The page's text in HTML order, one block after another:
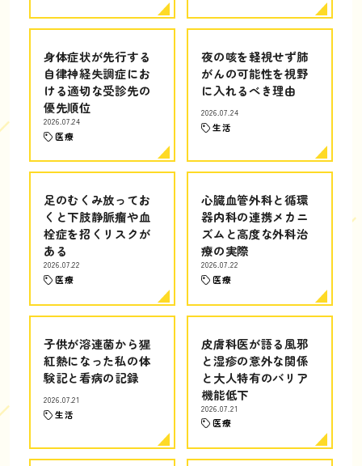
身体症状が先行する
自律神経失調症にお
ける適切な受診先の
優先順位
2026.07.24
医療
夜の咳を軽視せず肺
がんの可能性を視野
に入れるべき理由
2026.07.24
生活
足のむくみ放ってお
くと下肢静脈瘤や血
栓症を招くリスクが
ある
2026.07.22
医療
心臓血管外科と循環
器内科の連携メカニ
ズムと高度な外科治
療の実際
2026.07.22
医療
子供が溶連菌から猩
紅熱になった私の体
験記と看病の記録
2026.07.21
生活
皮膚科医が語る風邪
と湿疹の意外な関係
と大人特有のバリア
機能低下
2026.07.21
医療